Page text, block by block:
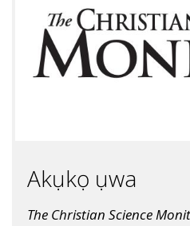
Akụkọ ụwa
The Christian Science